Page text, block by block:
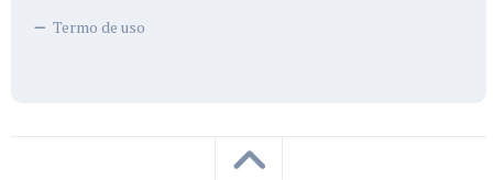
Termo de uso